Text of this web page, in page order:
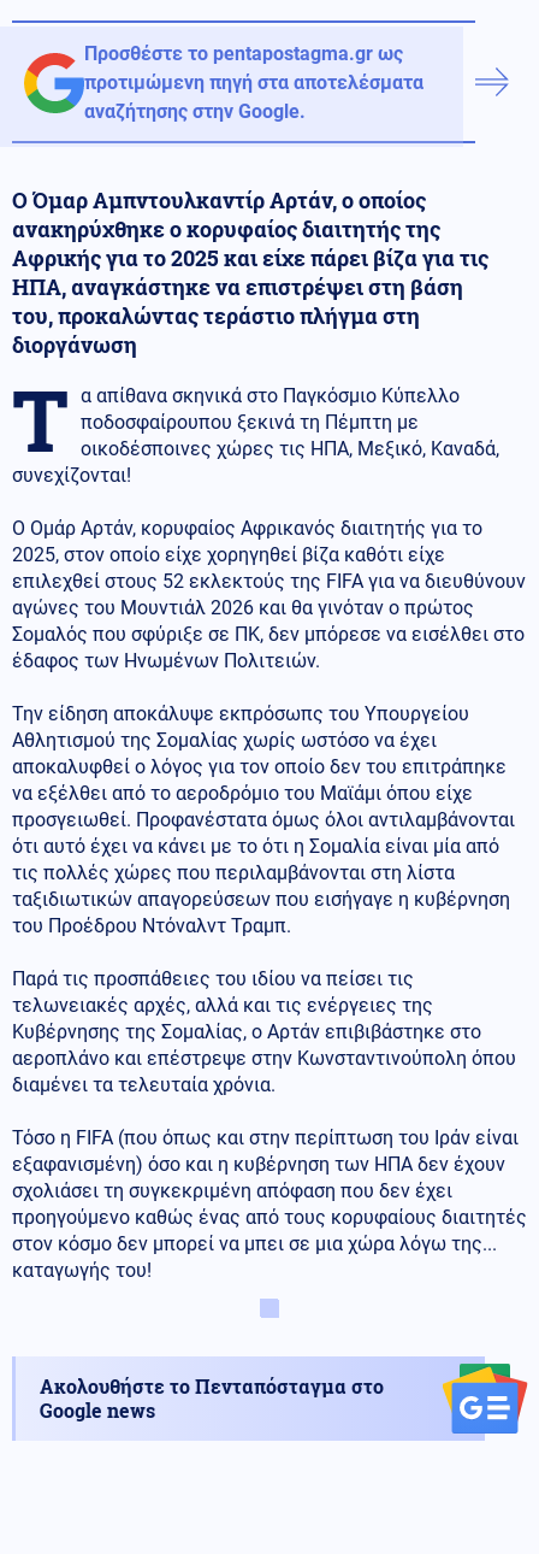
Προσθέστε το pentapostagma.gr ως
προτιμώμενη πηγή στα αποτελέσματα
αναζήτησης στην Google.
Ο Όμαρ Αμπντουλκαντίρ Αρτάν, ο οποίος
ανακηρύχθηκε ο κορυφαίος διαιτητής της
Αφρικής για το 2025 και είχε πάρει βίζα για τις
ΗΠΑ, αναγκάστηκε να επιστρέψει στη βάση
του, προκαλώντας τεράστιο πλήγμα στη
διοργάνωση
Τ α απίθανα σκηνικά στο Παγκόσμιο Κύπελλο
ποδοσφαίρουπου ξεκινά τη Πέμπτη με
οικοδέσποινες χώρες τις ΗΠΑ, Μεξικό, Καναδά,
συνεχίζονται!
Ο Ομάρ Αρτάν, κορυφαίος Αφρικανός διαιτητής για το
2025, στον οποίο είχε χορηγηθεί βίζα καθότι είχε
επιλεχθεί στους 52 εκλεκτούς της FIFA για να διευθύνουν
αγώνες του Μουντιάλ 2026 και θα γινόταν ο πρώτος
Σομαλός που σφύριξε σε ΠΚ, δεν μπόρεσε να εισέλθει στο
έδαφος των Ηνωμένων Πολιτειών.
Την είδηση αποκάλυψε εκπρόσωπς του Υπουργείου
Αθλητισμού της Σομαλίας χωρίς ωστόσο να έχει
αποκαλυφθεί ο λόγος για τον οποίο δεν του επιτράπηκε
να εξέλθει από το αεροδρόμιο του Μαϊάμι όπου είχε
προσγειωθεί. Προφανέστατα όμως όλοι αντιλαμβάνονται
ότι αυτό έχει να κάνει με το ότι η Σομαλία είναι μία από
τις πολλές χώρες που περιλαμβάνονται στη λίστα
ταξιδιωτικών απαγορεύσεων που εισήγαγε η κυβέρνηση
του Προέδρου Ντόναλντ Τραμπ.
Παρά τις προσπάθειες του ιδίου να πείσει τις
τελωνειακές αρχές, αλλά και τις ενέργειες της
Κυβέρνησης της Σομαλίας, ο Αρτάν επιβιβάστηκε στο
αεροπλάνο και επέστρεψε στην Κωνσταντινούπολη όπου
διαμένει τα τελευταία χρόνια.
Τόσο η FIFA (που όπως και στην περίπτωση του Ιράν είναι
εξαφανισμένη) όσο και η κυβέρνηση των ΗΠΑ δεν έχουν
σχολιάσει τη συγκεκριμένη απόφαση που δεν έχει
προηγούμενο καθώς ένας από τους κορυφαίους διαιτητές
στον κόσμο δεν μπορεί να μπει σε μια χώρα λόγω της...
καταγωγής του!
Ακολουθήστε το Πενταπόσταγμα στο
Google news